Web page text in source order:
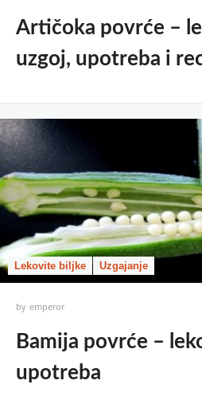
Artičoka povrće –
uzgoj, upotreba i
Lekovite biljke Uzgajanje
byemperor
Bamija povrće –
upotreba